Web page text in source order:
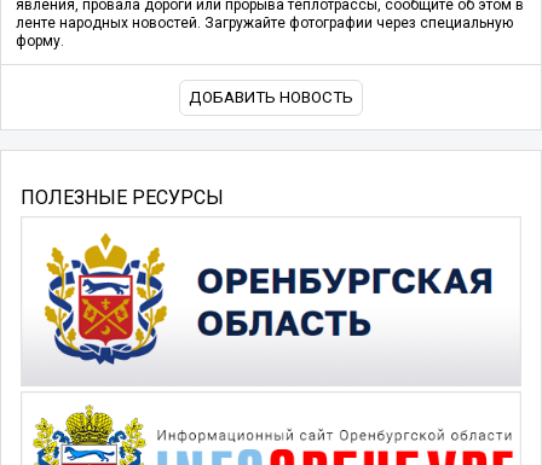
явления, провала дороги или прорыва теплотрассы, сообщите об этом в
ленте народных новостей. Загружайте фотографии через специальную
форму.
ДОБАВИТЬ НОВОСТЬ
ПОЛЕЗНЫЕ РЕСУРСЫ